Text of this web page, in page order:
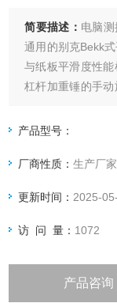
简要描述： 电脑
通用的别克Bekk
与纸板平滑度性
杠杆加重锤的手
纸板表面平滑度的
产品型号：
厂商性质：生产厂家
更新时间： 2025-
访 问 量： 1072
产品咨询